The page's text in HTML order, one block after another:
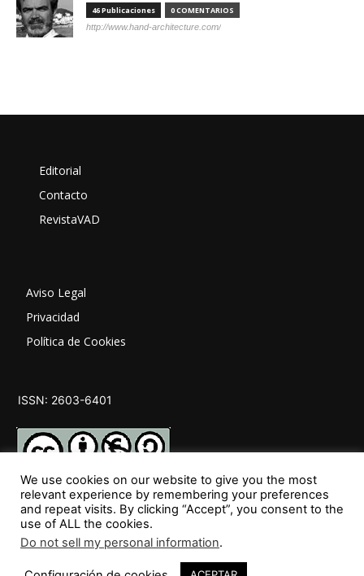
46 Publicaciones 0 COMENTARIOS
http://www.hand-architecture.com/
Editorial
Contacto
RevistaVAD
Aviso Legal
Privacidad
Política de Cookies
ISSN: 2603-6401
SÍGUENOS
We use cookies on our website to give you the most
relevant experience by remembering your preferences
and repeat visits. By clicking “Accept”, you consent to the
use of ALL the cookies.
Do not sell my personal information.